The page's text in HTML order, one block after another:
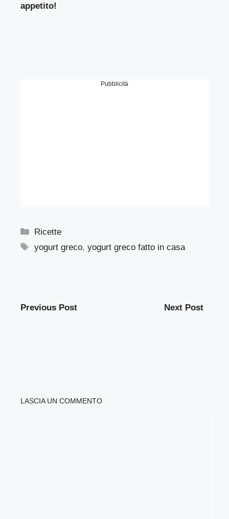
appetito!
Pubblicità
Categorie
Ricette
Tag
yogurt greco,yogurt greco fatto in casa
Previous Post Next Post
LASCIA UN COMMENTO